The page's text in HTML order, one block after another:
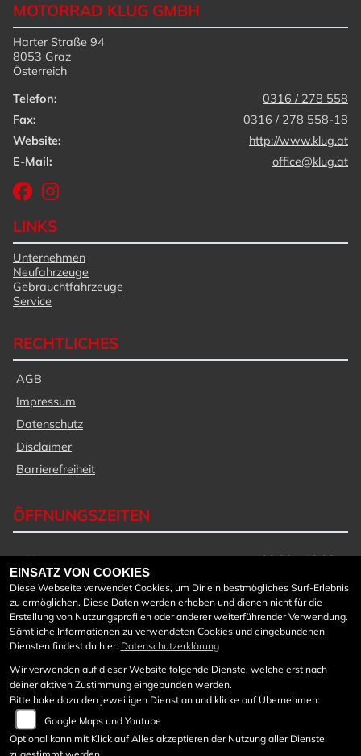
MOTORRAD KLUG GMBH
Harter Straße 94
8053 Graz
Österreich
Telefon:
0316 / 278 558
Fax:
0316 / 278 558-18
Website:
http://www.klug.at
E-Mail:
office@klug.at
LINKS
Unternehmen
Neufahrzeuge
Gebrauchtfahrzeuge
Service
RECHTLICHES
AGB
Impressum
Datenschutz
Disclaimer
Barrierefreiheit
ÖFFNUNGSZEITEN
Montag:
08:00 - 18:00
Dienstag:
Mittwoch:
08:00 - 18:00
Donnerstag:
08:00 - 18:00
Freitag:
08:00 - 18:00
Samstag:
Sonntag:
geschlossen
Werkstattöffnungszeiten:
Mo bis Do von 7:45 - 12:00
und von 12:40 – 17 Uhr
EINSATZ VON COOKIES
Diese Webseite verwendet Cookies, um Dir ein bestmögliches Surf-Erlebnis
zu ermöglichen. Diese Daten werden erhoben und dienen nicht für die
Erstellung von Nutzungsprofilen oder anderer weiterführender Verwendung.
Sämtliche Informationen zu verwendeten Cookies und eingebundenen
Diensten findest du hier: Datenschutzerklärung
Wir verwenden auf dieser Website folgende Dienste, welche erst nach
deiner aktiven Zustimmung eingebunden werden.
Bitte hake dazu den jeweiligen Dienst an und klicke auf Übernehmen:
Google Maps und Youtube
Optional kann mit Klick auf Alles akzeptieren der Nutzung aller Dienste